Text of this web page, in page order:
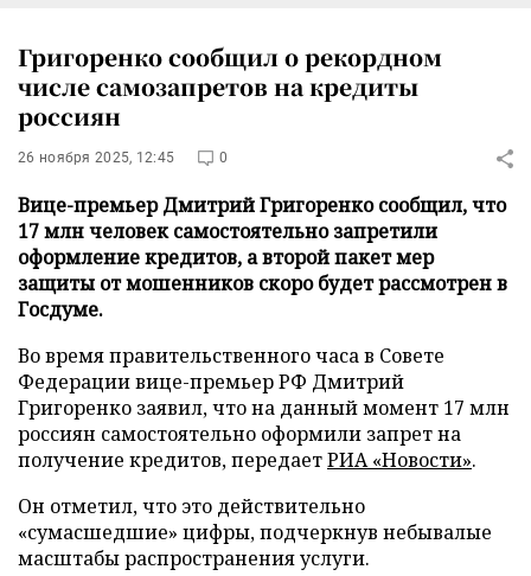
Григоренко сообщил о рекордном
числе самозапретов на кредиты
россиян
26 ноября 2025, 12:45 0
Вице-премьер Дмитрий Григоренко сообщил, что
17 млн человек самостоятельно запретили
оформление кредитов, а второй пакет мер
защиты от мошенников скоро будет рассмотрен в
Госдуме.
Во время правительственного часа в Совете
Федерации вице-премьер РФ Дмитрий
Григоренко заявил, что на данный момент 17 млн
россиян самостоятельно оформили запрет на
получение кредитов, передаетРИА «Новости».
Он отметил, что это действительно
«сумасшедшие» цифры, подчеркнув небывалые
масштабы распространения услуги.